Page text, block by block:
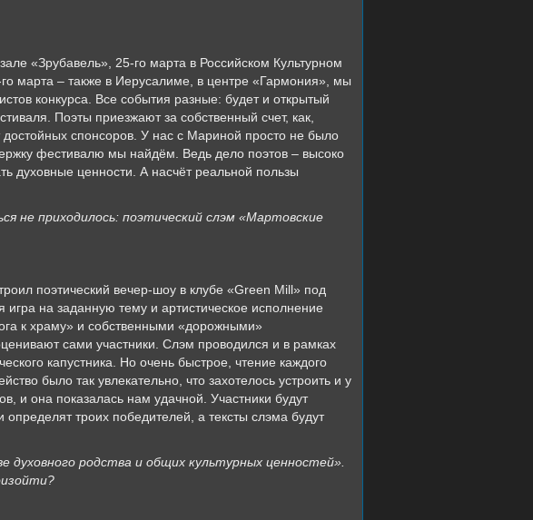
«Зрубавель», 25-го марта в Российском Культурном
марта – также в Иерусалиме, в центре «Гармония», мы
конкурса. Все события разные: будет и открытый
Поэты приезжают за собственный счет, как,
спонсоров. У нас с Мариной просто не было
фестивалю мы найдём. Ведь дело поэтов – высоко
духовные ценности. А насчёт реальной пользы
не приходилось: поэтический слэм «Мартовские
поэтический вечер-шоу в клубе «Green Mill» под
на заданную тему и артистическое исполнение
к храму» и собственными «дорожными»
сами участники. Слэм проводился и в рамках
капустника. Но очень быстрое, чтение каждого
было так увлекательно, что захотелось устроить и у
и она показалась нам удачной. Участники будут
троих победителей, а тексты слэма будут
духовного родства и общих культурных ценностей».